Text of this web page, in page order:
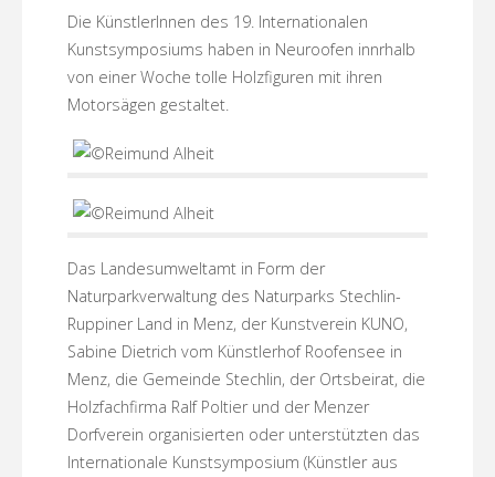
Die KünstlerInnen des 19. Internationalen
Kunstsymposiums haben in Neuroofen innrhalb
von einer Woche tolle Holzfiguren mit ihren
Motorsägen gestaltet.
Das Landesumweltamt in Form der
Naturparkverwaltung des Naturparks Stechlin-
Ruppiner Land in Menz, der Kunstverein KUNO,
Sabine Dietrich vom Künstlerhof Roofensee in
Menz, die Gemeinde Stechlin, der Ortsbeirat, die
Holzfachfirma Ralf Poltier und der Menzer
Dorfverein organisierten oder unterstützten das
Internationale Kunstsymposium (Künstler aus